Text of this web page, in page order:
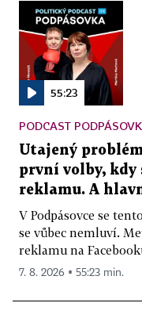
55:23
PODCAST
Utajený
první volby,
reklamu. A
V Podpásovce se
se vůbec nemluví.
reklamu na
7. 8. 2026 ▪ 55:23 min.